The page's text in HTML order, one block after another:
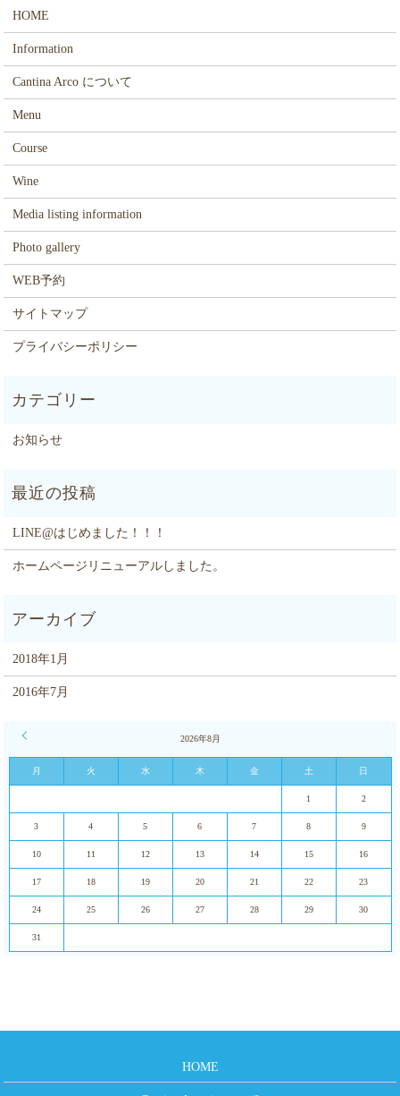
HOME
Information
Cantina Arco について
Menu
Course
Wine
Media listing information
Photo gallery
WEB予約
サイトマップ
プライバシーポリシー
お知らせ
LINE@はじめました！！！
ホームページリニューアルしました。
2018年1月
2016年7月
2026年8月
月 火 水 木 金 土 日
1 2
3 4 5 6 7 8 9
10 11 12 13 14 15 16
17 18 19 20 21 22 23
24 25 26 27 28 29 30
31
HOME